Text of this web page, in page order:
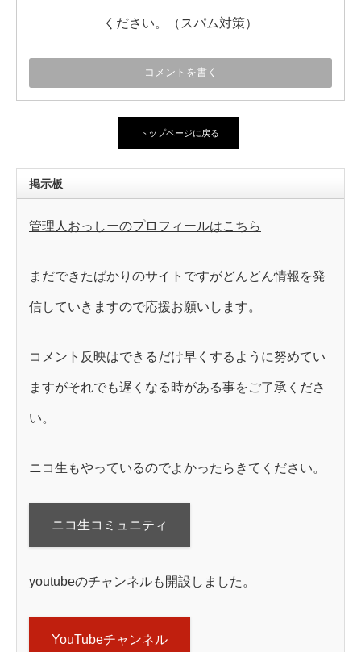
ください。（スパム対策）
トップページに戻る
掲示板
管理人おっしーのプロフィールはこちら
まだできたばかりのサイトですがどんどん情報を発
信していきますので応援お願いします。
コメント反映はできるだけ早くするように努めてい
ますがそれでも遅くなる時がある事をご了承くださ
い。
ニコ生もやっているのでよかったらきてください。
ニコ生コミュニティ
youtubeのチャンネルも開設しました。
YouTubeチャンネル